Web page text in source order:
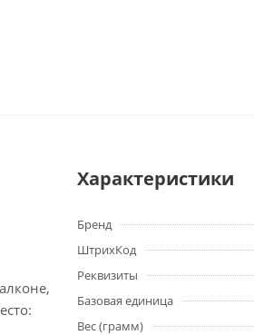
Характеристики
Бренд
ШтрихКод
Реквизиты
Базовая единица
Вес (грамм)